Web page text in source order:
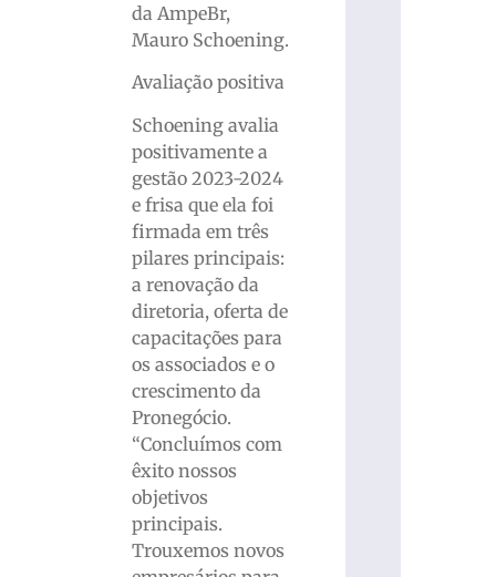
da AmpeBr,
Mauro Schoening.
Avaliação positiva
Schoening avalia
positivamente a
gestão 2023-2024
e frisa que ela foi
firmada em três
pilares principais:
a renovação da
diretoria, oferta de
capacitações para
os associados e o
crescimento da
Pronegócio.
“Concluímos com
êxito nossos
objetivos
principais.
Trouxemos novos